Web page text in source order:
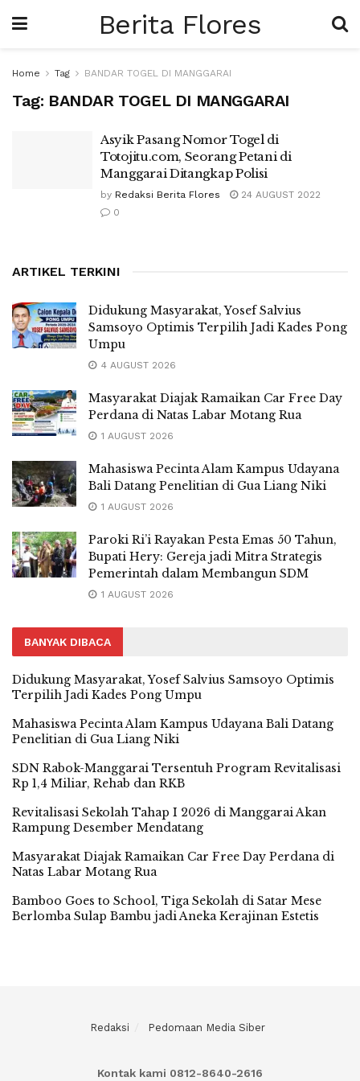
Berita Flores
Home Tag BANDAR TOGEL DI MANGGARAI
Tag: BANDAR TOGEL DI MANGGARAI
Asyik Pasang Nomor Togel di
Totojitu.com, Seorang Petani di
Manggarai Ditangkap Polisi
by Redaksi Berita Flores
24 AUGUST 2022
0
ARTIKEL TERKINI
Didukung Masyarakat, Yosef Salvius
Samsoyo Optimis Terpilih Jadi Kades Pong
Umpu
4 AUGUST 2026
Masyarakat Diajak Ramaikan Car Free Day
Perdana di Natas Labar Motang Rua
1 AUGUST 2026
Mahasiswa Pecinta Alam Kampus Udayana
Bali Datang Penelitian di Gua Liang Niki
1 AUGUST 2026
Paroki Ri’i Rayakan Pesta Emas 50 Tahun,
Bupati Hery: Gereja jadi Mitra Strategis
Pemerintah dalam Membangun SDM
1 AUGUST 2026
BANYAK DIBACA
Didukung Masyarakat, Yosef Salvius Samsoyo Optimis
Terpilih Jadi Kades Pong Umpu
Mahasiswa Pecinta Alam Kampus Udayana Bali Datang
Penelitian di Gua Liang Niki
SDN Rabok-Manggarai Tersentuh Program Revitalisasi
Rp 1,4 Miliar, Rehab dan RKB
Revitalisasi Sekolah Tahap I 2026 di Manggarai Akan
Rampung Desember Mendatang
Masyarakat Diajak Ramaikan Car Free Day Perdana di
Natas Labar Motang Rua
Bamboo Goes to School, Tiga Sekolah di Satar Mese
Berlomba Sulap Bambu jadi Aneka Kerajinan Estetis
Redaksi Pedomaan Media Siber
Kontak kami 0812-8640-2616